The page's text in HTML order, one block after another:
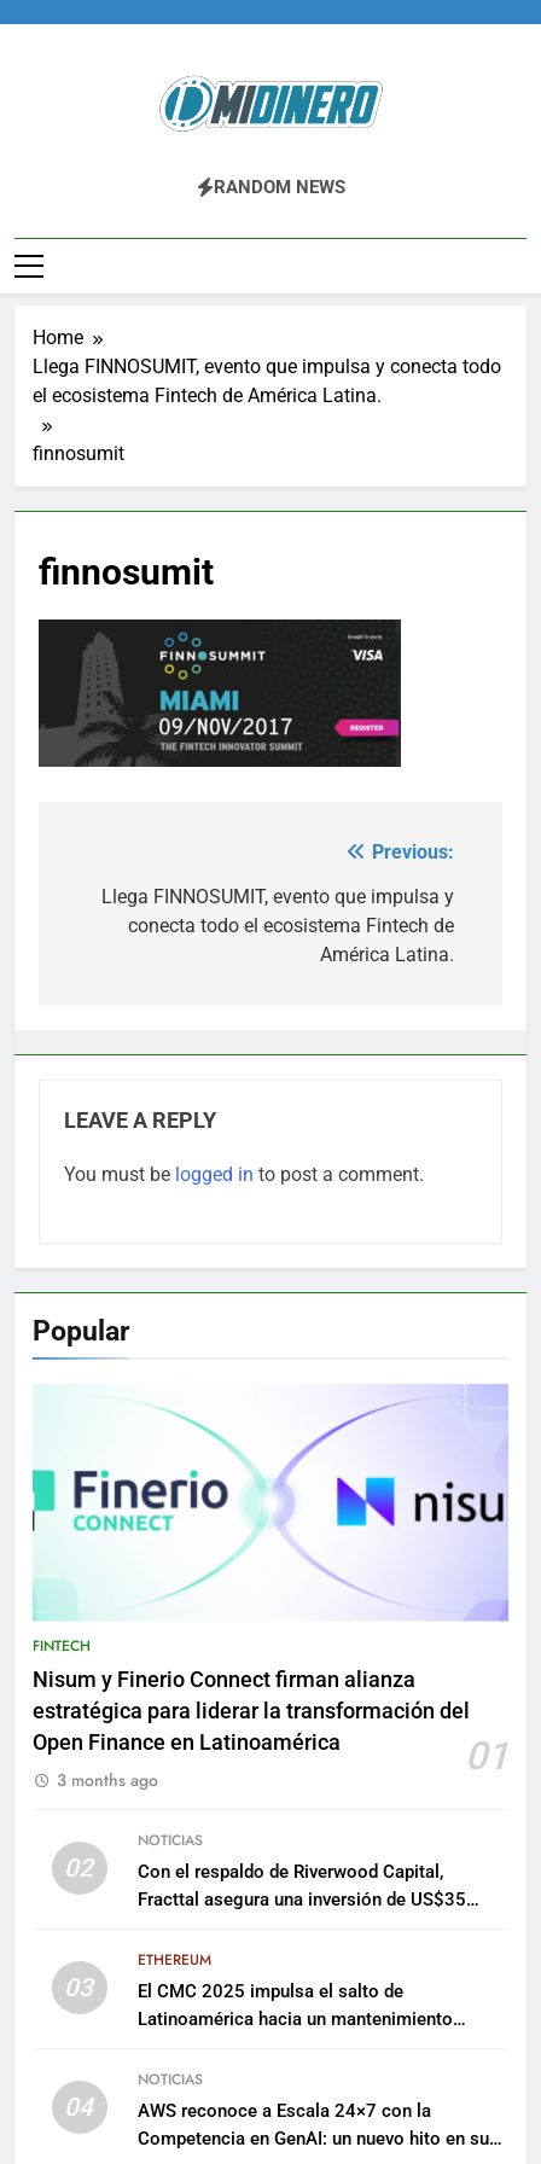
Midinero.co
Fintech, Criptomonedas
RANDOM NEWS
Home
Llega FINNOSUMIT, evento que impulsa y conecta todo
el ecosistema Fintech de América Latina.
finnosumit
finnosumit
navigation
Previous:
Llega FINNOSUMIT, evento que impulsa y
conecta todo el ecosistema Fintech de
América Latina.
LEAVE A REPLY
You must be logged in to post a comment.
Popular
FINTECH
Nisum y Finerio Connect firman alianza
estratégica para liderar la transformación del
Open Finance en Latinoamérica
01
3 months ago
02
NOTICIAS
Con el respaldo de Riverwood Capital,
Fracttal asegura una inversión de US$35
03
ETHEREUM
El CMC 2025 impulsa el salto de
Latinoamérica hacia un mantenimiento
04
NOTICIAS
AWS reconoce a Escala 24×7 con la
Competencia en GenAI: un nuevo hito en su